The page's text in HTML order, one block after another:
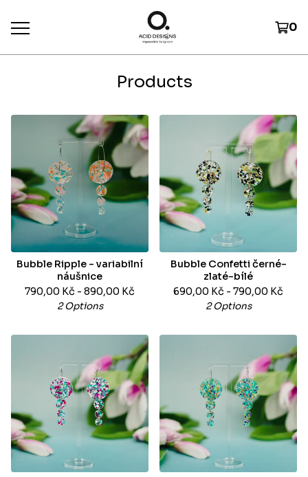
0
Products
Bubble Ripple - variabilní
náušnice
790,00 Kč - 890,00 Kč
2 Options
Bubble Confetti černé-
zlaté-bílé
690,00 Kč - 790,00 Kč
2 Options